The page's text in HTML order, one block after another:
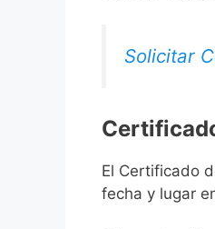
Solicitar
El Certificado
fecha y lugar